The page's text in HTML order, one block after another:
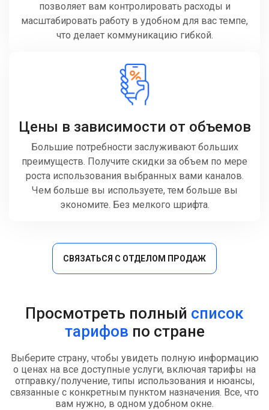
позволяет вам контролировать расходы и
масштабировать работу в удобном для вас темпе,
что делает коммуникацию гибкой.
Цены в зависимости от объемов
Большие потребности заслуживают больших
преимуществ. Получите скидки за объем по мере
роста использования выбранных вами каналов.
Чем больше вы используете, тем больше вы
экономите. Без мелкого шрифта.
СВЯЗАТЬСЯ С ОТДЕЛОМ ПРОДАЖ
Просмотреть полный список
тарифов по стране
Выберите страну, чтобы увидеть полную информацию
о ценах на все доступные услуги, включая тарифы на
отправку/получение, типы использования и нюансы,
связанные с конкретным пунктом назначения. Все, что
вам нужно, в одном удобном окне.